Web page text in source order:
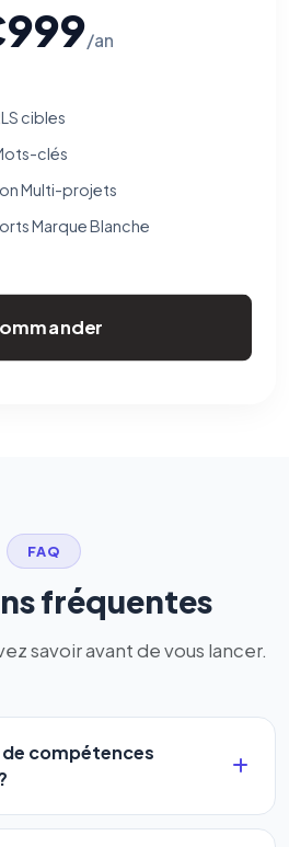
/an
cibles
clés
Multi-projets
Marque Blanche
FAQ
fréquentes
savoir avant de vous lancer.
compétences
logiciel a été conçu pour